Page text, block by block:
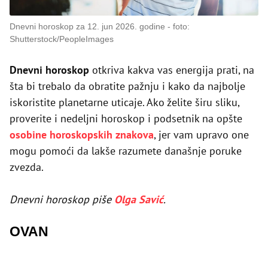
Dnevni horoskop za 12. jun 2026. godine
foto:
Shutterstock/PeopleImages
Dnevni horoskop otkriva kakva vas energija prati, na
šta bi trebalo da obratite pažnju i kako da najbolje
iskoristite planetarne uticaje. Ako želite širu sliku,
proverite i nedeljni horoskop i podsetnik na opšte
osobine horoskopskih znakova, jer vam upravo one
mogu pomoći da lakše razumete današnje poruke
zvezda.
Dnevni horoskop piše Olga Savić.
OVAN